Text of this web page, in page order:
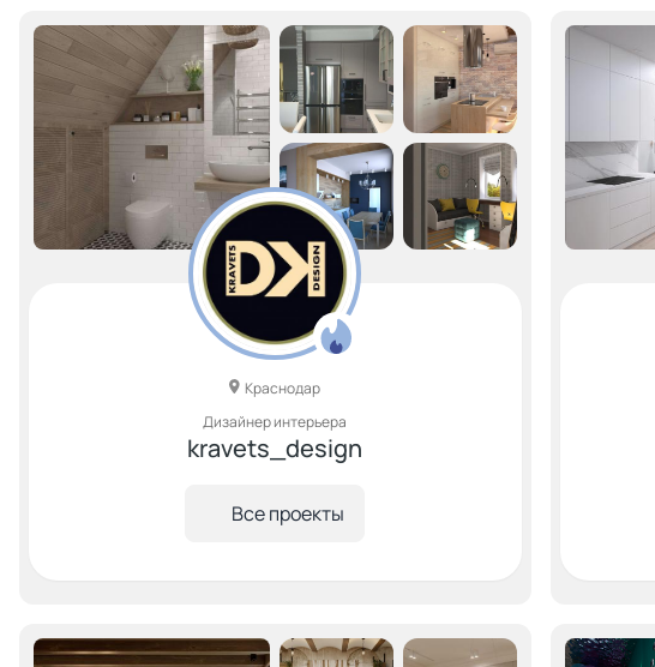
Краснодар
Дизайнер интерьера
kravets_design
Все проекты